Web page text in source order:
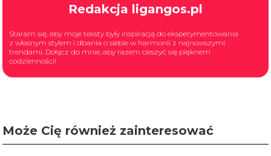
Redakcja ligangos.pl
Staram się, aby moje teksty były inspiracją do eksperymentowania
z własnym stylem i dbania o siebie w harmonii z najnowszymi
trendami. Dołącz do mnie, aby razem cieszyć się pięknem
codzienności!
Może Cię również zainteresować